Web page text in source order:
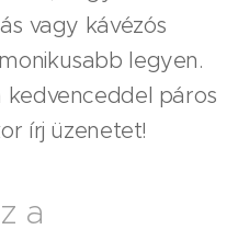
vagy kávézós
legyen.
kedvenceddel páros
írj üzenetet!
a